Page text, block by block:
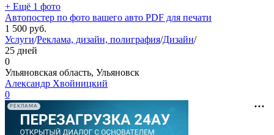
+ Ещё 1 фото
Автопостер по фото вашего авто PDF для печати
1 500 руб.
Услуги/Реклама, дизайн, полиграфия/Дизайн/
25 дней
0
Ульяновская область, Ульяновск
Александр Хвойницкий
0
РЕКЛАМА